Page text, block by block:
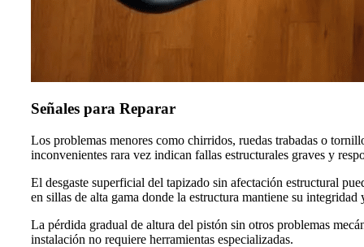
Señales para Reparar
Los problemas menores como chirridos, ruedas trabadas o
inconvenientes rara vez indican fallas estructurales graves y
El desgaste superficial del tapizado sin afectación estructural
en sillas de alta gama donde la estructura mantiene su
La pérdida gradual de altura del pistón sin otros problemas
instalación no requiere herramientas especializadas.